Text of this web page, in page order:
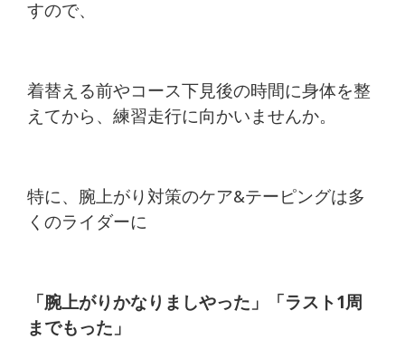
すので、
着替える前やコース下見後の時間に身体を整
えてから、練習走行に向かいませんか。
特に、腕上がり対策のケア&テーピングは多
くのライダーに
「腕上がりかなりましやった」「ラスト1周
までもった」